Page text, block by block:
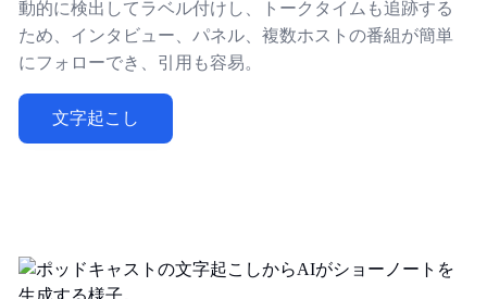
動的に検出してラベル付けし、トークタイムも追跡する
ため、インタビュー、パネル、複数ホストの番組が簡単
にフォローでき、引用も容易。
文字起こし